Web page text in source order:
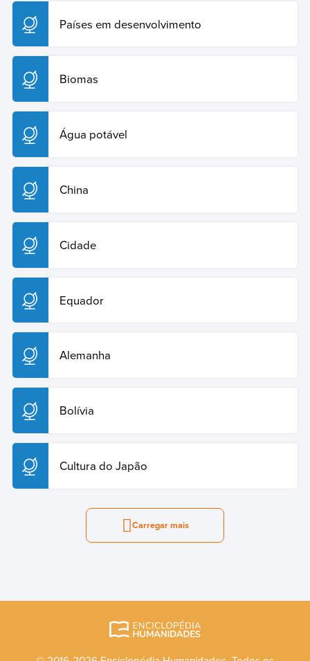
Países em desenvolvimento
Biomas
Água potável
China
Cidade
Equador
Alemanha
Bolívia
Cultura do Japão
Carregar mais